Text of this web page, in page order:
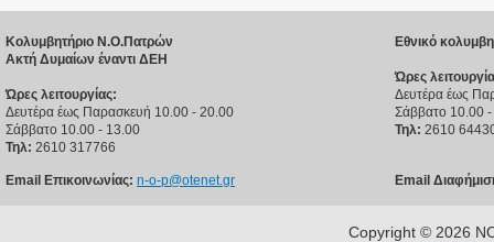
Κολυμβητήριο Ν.Ο.Πατρών
Ακτή Δυμαίων έναντι ΔΕΗ
Ώρες λειτουργίας:
Δευτέρα έως Παρασκευή 10.00 - 20.00
Σάββατο 10.00 - 13.00
Τηλ: 2610 317766
Email Επικοινωνίας: n-o-p@otenet.gr
Εθνικό
Ώρες
Δευτέρα έως
Σάββατο 10.00
Τηλ: 2610
Email
Copyright © 2026